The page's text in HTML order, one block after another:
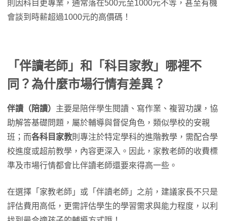
則因科目更專業，通常落在500元至1000元不等，甚至有機
會談到時薪超過1000元的高價碼！
「伴讀老師」和「科目家教」哪裡不
同？為什麼市場行情有差異？
伴讀（陪讀） 主要是陪伴學生閱讀、寫作業、複習功課，協
助解答基礎問題，屬於輔導與督促角色，類似學校的安親
班；而各科目家教則專注於特定學科的進階教學，需配合學
校進度或超前教學，內容更深入。因此，家教老師的收費標
準及市場行情都會比伴讀老師還要來得高一些。
在選擇「家教老師」或「伴讀老師」之前，建議家長不只是
評估費用高低，更需評估學生的學習需求與能力程度，以利